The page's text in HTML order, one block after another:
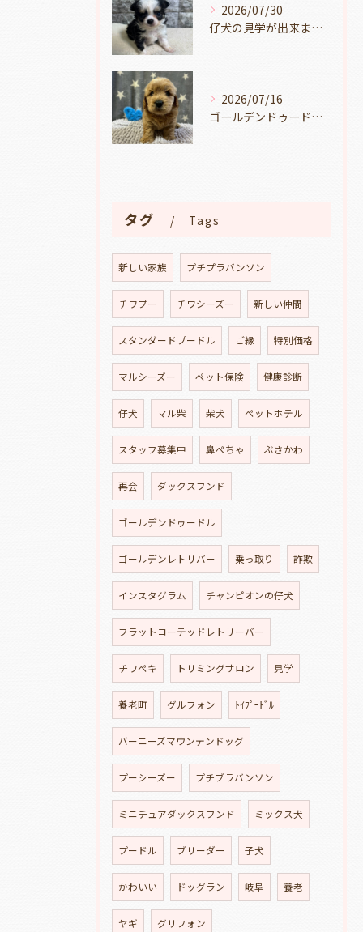
2026/07/30
仔犬の見学が出来ます🐶岐阜県養老町のブリーダーワンダフルパピーです。
2026/07/16
ゴールデンドゥードルの仔犬の見学が出来ます🐶🐶🐶岐阜県養老町のブリーダーワンダフルパピーです。
タグ Tags
新しい家族 プチプラバンソン
チワプー チワシーズー 新しい仲間
スタンダードプードル ご縁 特別価格
マルシーズー ペット保険 健康診断
仔犬 マル柴 柴犬 ペットホテル
スタッフ募集中 鼻ぺちゃ ぶさかわ
再会 ダックスフンド
ゴールデンドゥードル
ゴールデンレトリバー 乗っ取り 詐欺
インスタグラム チャンピオンの仔犬
フラットコーテッドレトリーバー
チワペキ トリミングサロン 見学
養老町 グルフォン ﾄｲﾌﾟｰﾄﾞﾙ
バーニーズマウンテンドッグ
プーシーズー プチブラバンソン
ミニチュアダックスフンド ミックス犬
プードル ブリーダー 子犬
かわいい ドッグラン 岐阜 養老
ヤギ グリフォン